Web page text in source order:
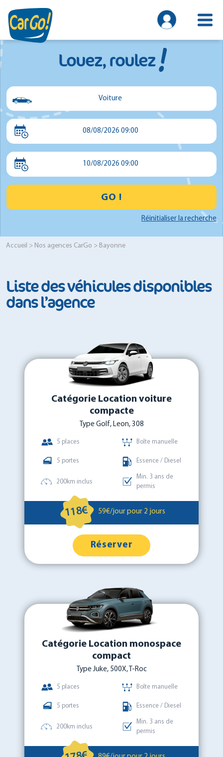
Louez, roulez!
Voiture
Voiture
08/08/2026 09:00
10/08/2026 09:00
GO !
Réinitialiser la recherche
Accueil > Nos agences CarGo > Bayonne
Liste des véhicules disponibles
dans l’agence
Catégorie Location voiture
compacte
Type Golf, Leon, 308
5 places Boîte manuelle
5 portes Essence / Diesel
200km inclus
Min. 3 ans de
permis
118€ 59€/jour pour 2 jours
Réserver
Catégorie Location monospace
compact
Type Juke, 500X, T-Roc
5 places Boîte manuelle
5 portes Essence / Diesel
200km inclus
Min. 3 ans de
permis